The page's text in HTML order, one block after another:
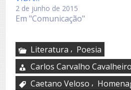
2 de junho de 2015
Em "Comunicação"
Literatura , Poesia
Carlos Carvalho Cavalheiro
Caetano Veloso ,